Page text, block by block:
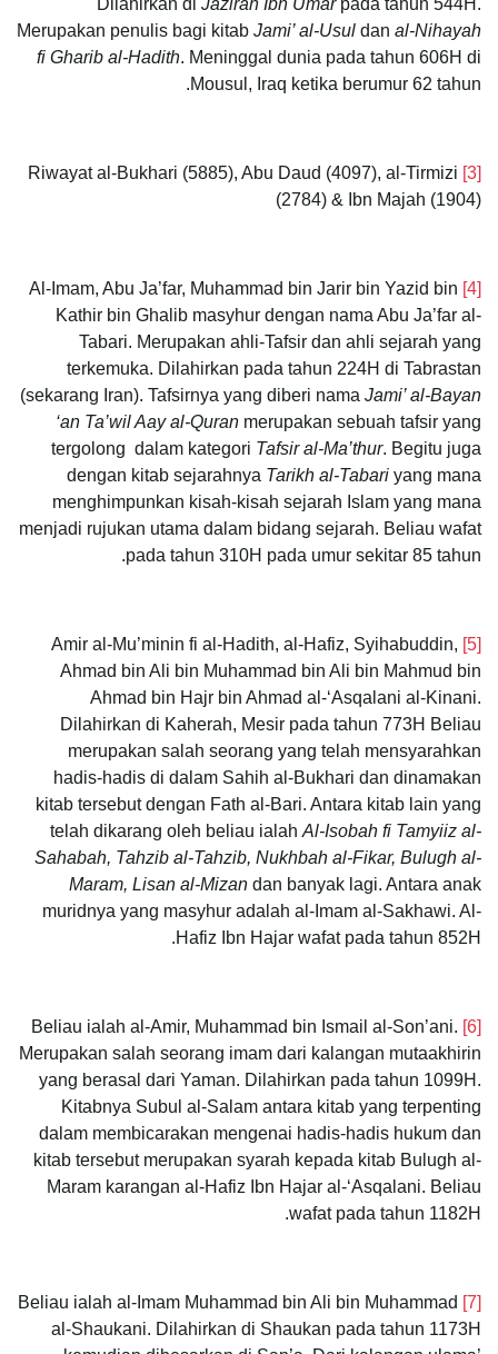
Dilahirkan di Jazirah Ibn Umarpada tahun 544H.
Merupakan penulis bagi kitab Jami’ al-Usul dan al-Nihayah
fi Gharib al-Hadith. Meninggal dunia pada tahun 606H di
Mousul, Iraq ketika berumur 62 tahun.
[3]
Riwayat al-Bukhari (5885), Abu Daud (4097), al-Tirmizi
(2784) & Ibn Majah (1904)
[4]
Al-Imam, Abu Ja’far, Muhammad bin Jarir bin Yazid bin
Kathir bin Ghalib masyhur dengan nama Abu Ja’far al-
Tabari. Merupakan ahli-Tafsir dan ahli sejarah yang
terkemuka. Dilahirkan pada tahun 224H di Tabrastan
(sekarang Iran). Tafsirnya yang diberi nama Jami’ al-Bayan
‘an Ta’wil Aay al-Quran merupakan sebuah tafsir yang
tergolong dalam kategori Tafsir al-Ma’thur. Begitu juga
dengan kitab sejarahnya Tarikh al-Tabari yang mana
menghimpunkan kisah-kisah sejarah Islam yang mana
menjadi rujukan utama dalam bidang sejarah. Beliau wafat
pada tahun 310H pada umur sekitar 85 tahun.
[5]
Amir al-Mu’minin fi al-Hadith, al-Hafiz, Syihabuddin,
Ahmad bin Ali bin Muhammad bin Ali bin Mahmud bin
Ahmad bin Hajr bin Ahmad al-‘Asqalani al-Kinani.
Dilahirkan di Kaherah, Mesir pada tahun 773H Beliau
merupakan salah seorang yang telah mensyarahkan
hadis-hadis di dalam Sahih al-Bukhari dan dinamakan
kitab tersebut dengan Fath al-Bari. Antara kitab lain yang
telah dikarang oleh beliau ialah Al-Isobah fi Tamyiiz al-
Sahabah, Tahzib al-Tahzib, Nukhbah al-Fikar, Bulugh al-
Maram, Lisan al-Mizan dan banyak lagi. Antara anak
muridnya yang masyhur adalah al-Imam al-Sakhawi. Al-
Hafiz Ibn Hajar wafat pada tahun 852H.
[6]
Beliau ialah al-Amir, Muhammad bin Ismail al-Son’ani.
Merupakan salah seorang imam dari kalangan mutaakhirin
yang berasal dari Yaman. Dilahirkan pada tahun 1099H.
Kitabnya Subul al-Salam antara kitab yang terpenting
dalam membicarakan mengenai hadis-hadis hukum dan
kitab tersebut merupakan syarah kepada kitab Bulugh al-
Maram karangan al-Hafiz Ibn Hajar al-‘Asqalani. Beliau
wafat pada tahun 1182H.
[7]
Beliau ialah al-Imam Muhammad bin Ali bin Muhammad
al-Shaukani. Dilahirkan di Shaukan pada tahun 1173H